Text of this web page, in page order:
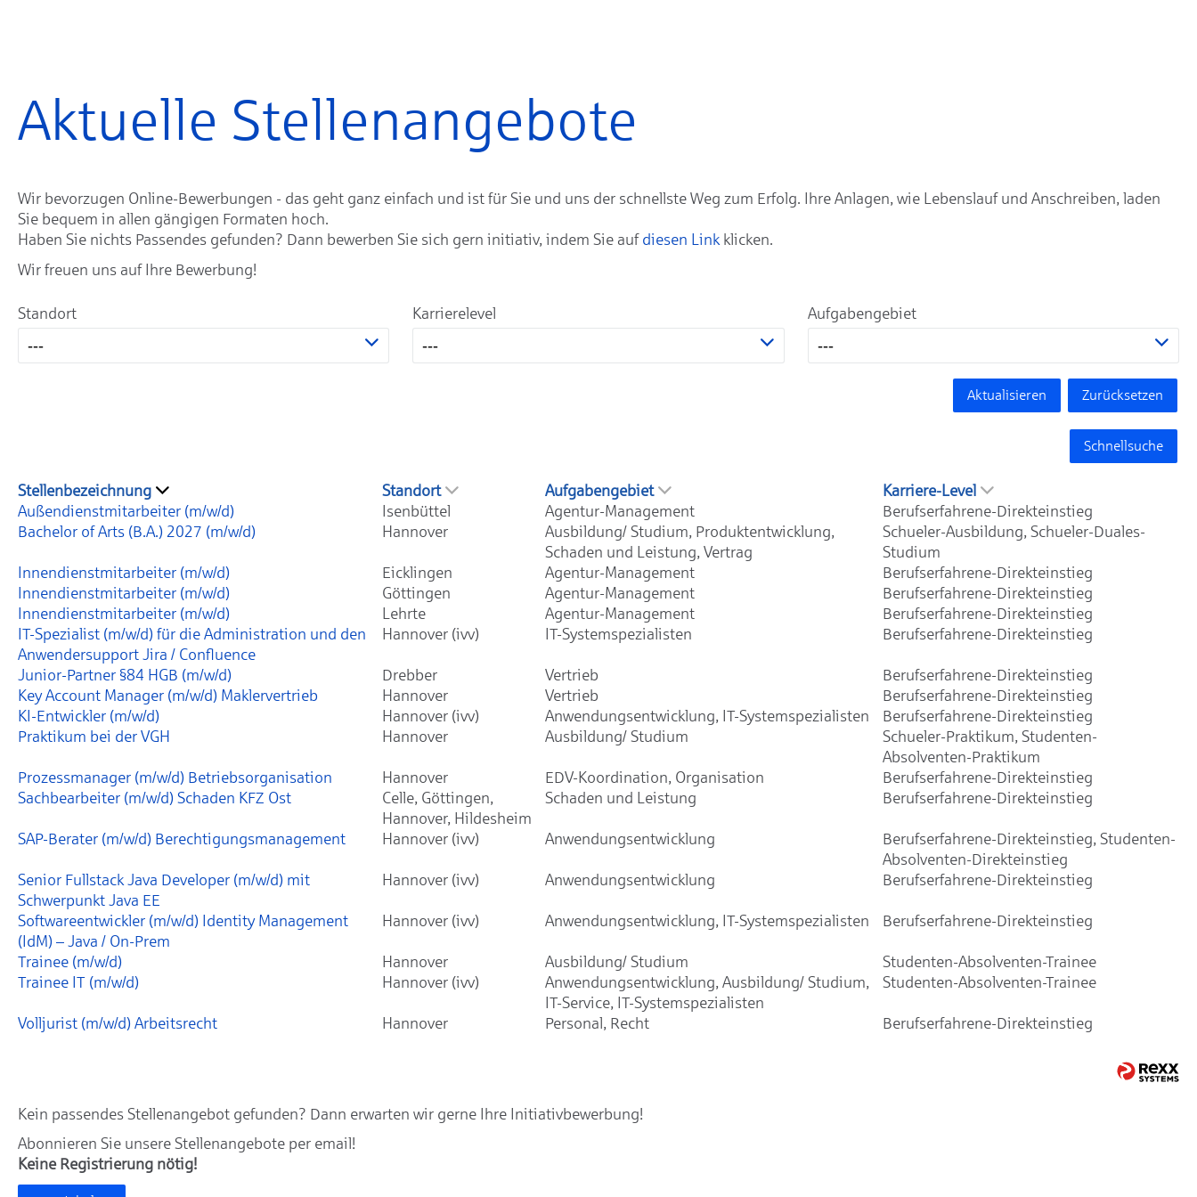
Aktuelle Stellenangebote
Wir bevorzugen Online-Bewerbungen - das geht ganz einfach und ist für Sie und uns der schnellste Weg zum Erfolg. Ihre Anlagen, wie Lebenslauf und Anschreiben, laden
Sie bequem in allen gängigen Formaten hoch.
Haben Sie nichts Passendes gefunden? Dann bewerben Sie sich gern initiativ, indem Sie auf diesen Linkklicken.
Wir freuen uns auf Ihre Bewerbung!
Standort
---
Karrierelevel
---
Aufgabengebiet
---
Aktualisieren Zurücksetzen
Schnellsuche
Stellenbezeichnung Standort Aufgabengebiet
Karriere-Level
Außendienstmitarbeiter (m/w/d)
Isenbüttel Agentur-Management
Berufserfahrene-Direkteinstieg
Bachelor of Arts (B.A.) 2027 (m/w/d)
Hannover
Ausbildung/ Studium, Produktentwicklung,
Schaden und Leistung, Vertrag
Schueler-Ausbildung, Schueler-Duales-
Studium
Innendienstmitarbeiter (m/w/d)
Eicklingen Agentur-Management
Berufserfahrene-Direkteinstieg
Innendienstmitarbeiter (m/w/d)
Göttingen Agentur-Management
Berufserfahrene-Direkteinstieg
Innendienstmitarbeiter (m/w/d)
Lehrte Agentur-Management
Berufserfahrene-Direkteinstieg
IT-Spezialist (m/w/d) für die Administration und den
Anwendersupport Jira / Confluence
Hannover (ivv) IT-Systemspezialisten Berufserfahrene-Direkteinstieg
Junior-Partner §84 HGB (m/w/d) Drebber Vertrieb
Berufserfahrene-Direkteinstieg
Key Account Manager (m/w/d) Maklervertrieb
Hannover Vertrieb
Berufserfahrene-Direkteinstieg
KI-Entwickler (m/w/d)
Hannover (ivv) Anwendungsentwicklung, IT-Systemspezialisten
Berufserfahrene-Direkteinstieg
Praktikum bei der VGH
Hannover Ausbildung/ Studium
Schueler-Praktikum, Studenten-
Absolventen-Praktikum
Prozessmanager (m/w/d) Betriebsorganisation
Hannover EDV-Koordination, Organisation
Berufserfahrene-Direkteinstieg
Sachbearbeiter (m/w/d) Schaden KFZ Ost
Celle, Göttingen,
Hannover, Hildesheim
Schaden und Leistung Berufserfahrene-Direkteinstieg
SAP-Berater (m/w/d) Berechtigungsmanagement Hannover (ivv) Anwendungsentwicklung
Berufserfahrene-Direkteinstieg, Studenten-
Absolventen-Direkteinstieg
Senior Fullstack Java Developer (m/w/d) mit
Schwerpunkt Java EE
Hannover (ivv) Anwendungsentwicklung Berufserfahrene-Direkteinstieg
Softwareentwickler (m/w/d) Identity Management
(IdM) – Java / On-Prem
Hannover (ivv) Anwendungsentwicklung, IT-Systemspezialisten Berufserfahrene-Direkteinstieg
Trainee (m/w/d) Hannover Ausbildung/ Studium
Studenten-Absolventen-Trainee
Trainee IT (m/w/d)
Hannover (ivv)
Anwendungsentwicklung, Ausbildung/ Studium,
IT-Service, IT-Systemspezialisten
Studenten-Absolventen-Trainee
Volljurist (m/w/d) Arbeitsrecht Hannover Personal, Recht Berufserfahrene-Direkteinstieg
Kein passendes Stellenangebot gefunden? Dann erwarten wir gerne Ihre Initiativbewerbung!
Abonnieren Sie unsere Stellenangebote per email!
Keine Registrierung nötig!